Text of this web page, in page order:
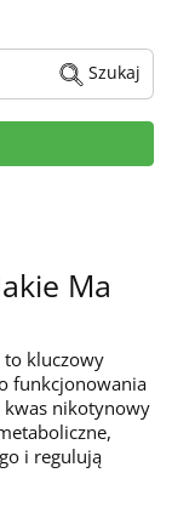
Szukaj
Ma
to kluczowy
funkcjonowania
kwas nikotynowy
i regulują